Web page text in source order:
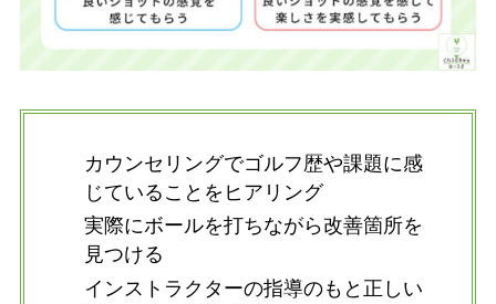
カウンセリングでゴルフ歴や課題に感
じていることをヒアリング
実際にボールを打ちながら改善箇所を
見つける
インストラクターの指導のもと正しい